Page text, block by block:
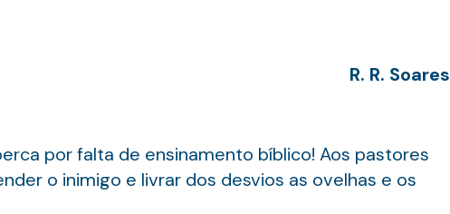
R. R. Soares
por falta de ensinamento bíblico! Aos pastores
o inimigo e livrar dos desvios as ovelhas e os